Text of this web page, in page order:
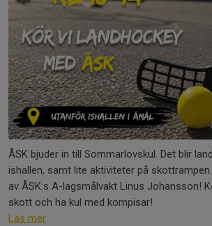
ÅSK bjuder in till Sommarlovskul. Det blir
ishallen, samt lite aktiviteter på
av ÅSK:s A-lagsmålvakt Linus Johansson!
skott och ha kul med kompisar!
Läs mer